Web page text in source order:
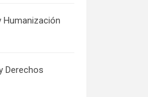
Humanización
Derechos